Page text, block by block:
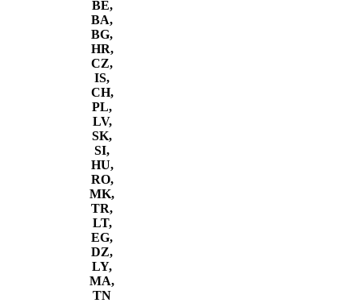
BE,
BA,
BG,
HR,
CZ,
IS,
CH,
PL,
LV,
SK,
SI,
HU,
RO,
MK,
TR,
LT,
EG,
DZ,
LY,
MA,
TN